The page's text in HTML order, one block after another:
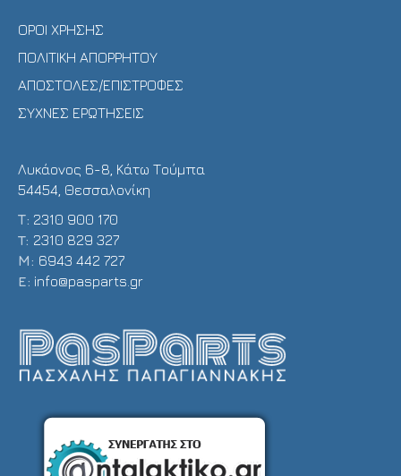
ΟΡΟΙ ΧΡΗΣΗΣ
ΠΟΛΙΤΙΚΗ ΑΠΟΡΡΗΤΟΥ
ΑΠΟΣΤΟΛΕΣ/ΕΠΙΣΤΡΟΦΕΣ
ΣΥΧΝΕΣ ΕΡΩΤΗΣΕΙΣ
Λυκάονος 6-8, Κάτω Τούμπα
54454, Θεσσαλονίκη
Τ: 2310 900 170
T: 2310 829 327
Μ: 6943 442 727
E: info@pasparts.gr